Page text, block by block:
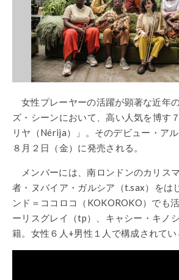
女性プレーヤーの活躍が顕著な近年
ズ・シーンにおいて、高い人気を博す
リヤ（Nérija）」。そのデビュー・ア
８月２日（金）に発売される。
メンバーには、南ロンドンのカリス
者・ヌバイア・ガルシア（t.sax）をは
ンド＝ココロコ（ KOKOROKO）でも
ーリスグレイ（tp）、キャシー・キノ
籍 。女性６人 +男性１人で構成されてい